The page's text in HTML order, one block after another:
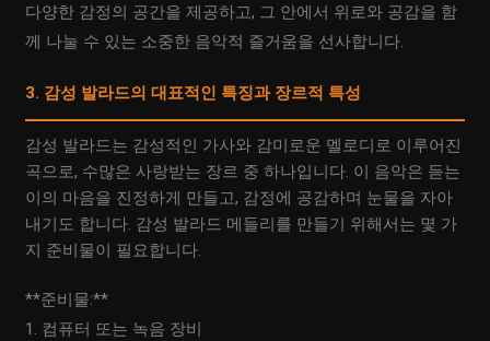
다양한 감정의 공간을 제공하고, 그 안에서 위로와 공감을 함
께 나눌 수 있는 소중한 음악적 즐거움을 선사합니다.
3. 감성 발라드의 대표적인 특징과 장르적 특성
감성 발라드는 감성적인 가사와 감미로운 멜로디로 이루어진
곡으로, 수많은 사랑받는 장르 중 하나입니다. 이 음악은 듣는
이의 마음을 진정하게 만들고, 감정에 공감하며 눈물을 자아
내기도 합니다. 감성 발라드 메들리를 만들기 위해서는 몇 가
지 준비물이 필요합니다.
**준비물:**
1. 컴퓨터 또는 녹음 장비